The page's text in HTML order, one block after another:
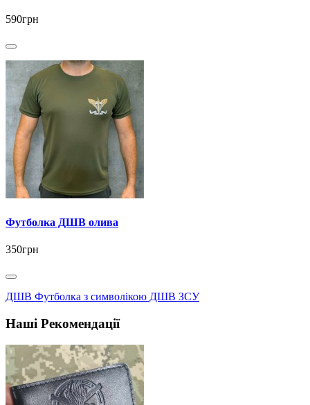
590грн
Футболка ДШВ олива
350грн
ДШВ Футболка з символікою ДШВ ЗСУ
Наші Рекомендації